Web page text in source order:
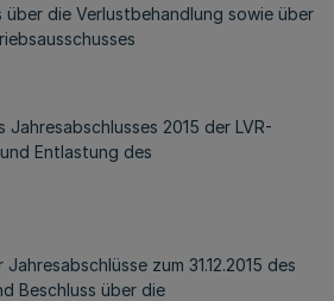
über die Verlustbehandlung sowie über
2015 der LVR-
Entlastung des
zum 31.12.2015 des
Beschluss über die